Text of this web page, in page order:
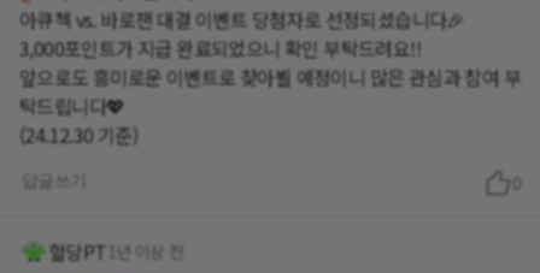
아큐첵 vs. 바로잰 대결 이벤트 당첨자로 선정되셨습니다🎉
3,000포인트가 지급 완료되었으니 확인 부탁드려요!!
앞으로도 흥미로운 이벤트로 찾아뵐 예정이니 많은 관심과 참여 부
탁드립니다💖
(24.12.30 기준)
답글쓰기
혈당PT 1년 이상 전